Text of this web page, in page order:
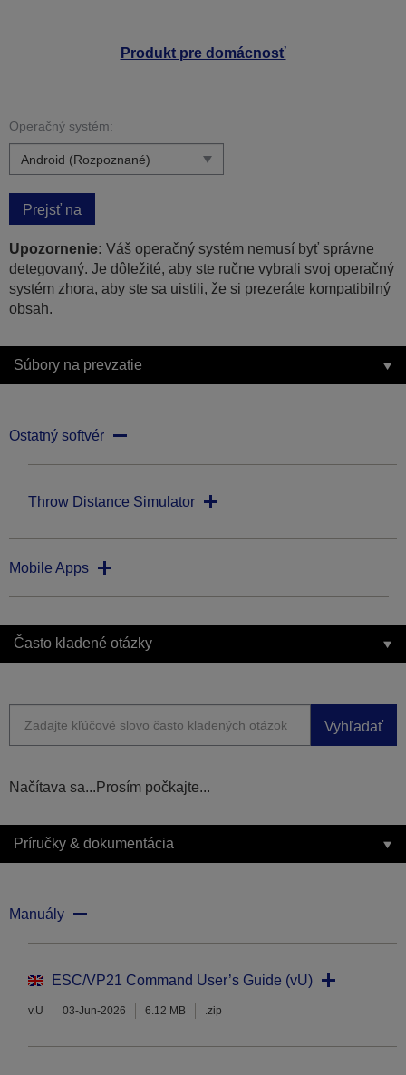
Produkt pre domácnosť
Operačný systém:
Prejsť na
Upozornenie: Váš operačný systém nemusí byť správne
detegovaný. Je dôležité, aby ste ručne vybrali svoj operačný
systém zhora, aby ste sa uistili, že si prezeráte kompatibilný
obsah.
Súbory na prevzatie
Ostatný softvér
Throw Distance Simulator
Mobile Apps
Často kladené otázky
Vyhľadať
Načítava sa...Prosím počkajte...
Príručky & dokumentácia
Manuály
ESC/VP21 Command User’s Guide (vU)
v.U 03-Jun-2026 6.12 MB .zip